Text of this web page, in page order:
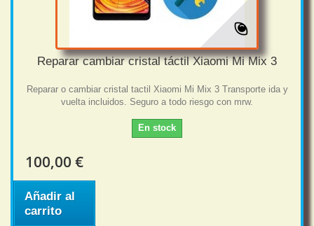
Reparar cambiar cristal táctil Xiaomi Mi Mix 3
Reparar o cambiar cristal tactil Xiaomi Mi Mix 3 Transporte ida y
vuelta incluidos. Seguro a todo riesgo con mrw.
En stock
100,00 €
Añadir al
carrito